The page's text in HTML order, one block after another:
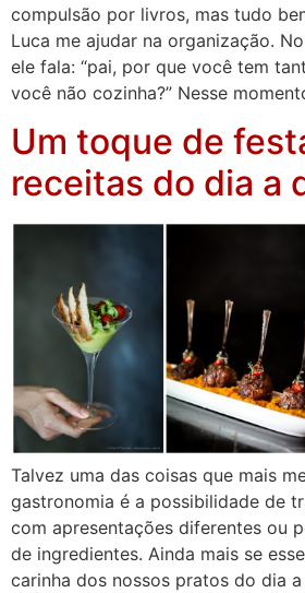
compulsão por livros, mas tudo
Luca me ajudar na organização.
ele fala: “pai, por que você tem
você não cozinha?” Nesse
Um toque de
receitas do dia a
Talvez uma das coisas que mais
gastronomia é a possibilidade de
com apresentações diferentes ou
de ingredientes. Ainda mais se
carinha dos nossos pratos do dia